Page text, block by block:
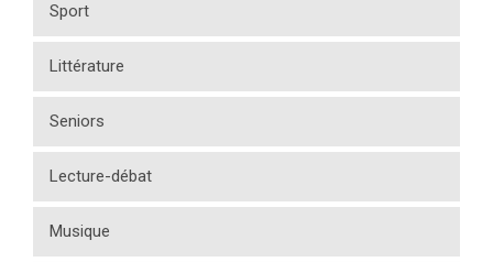
Sport
Littérature
Seniors
Lecture-débat
Musique